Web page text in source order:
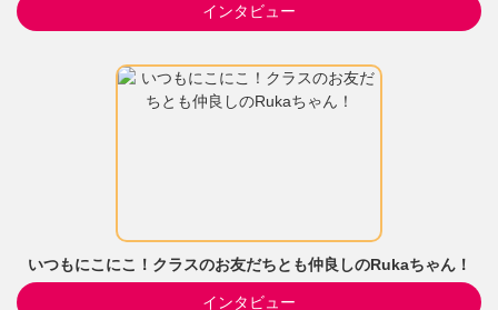
インタビュー
いつもにこにこ！クラスのお友だちとも仲良しのRukaちゃん！
インタビュー